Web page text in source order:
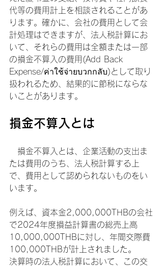
代等の費用計上を相談されることがあ
ります。確かに、会社の費用として会
計処理はできますが、法人税計算にお
いて、それらの費用は全額または一部
の損金不算入の費用(Add Back
Expense/ค่าใช้จ่ายบวกกลับ)として取り
扱われるため、結果的に節税にならな
いことがあります。
損金不算入とは
損金不算入とは、企業活動の支出ま
たは費用のうち、法人税計算する上
で、費用として認められないものをい
います。
例えば、資本金2,000,000THBの会社
で2024年度損益計算書の総売上高
10,000,000THBに対し、年間交際費
100,000THBが計上されました。
決算時の法人税計算において、この交